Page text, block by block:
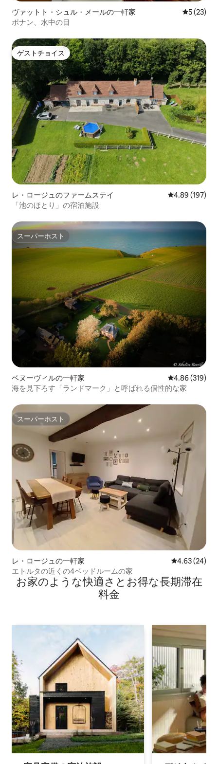
ヴァットト・シュル・メールの一軒家 レビュー
5 (23)
ポナン、水中の目
ゲストチョイス
ゲストチョイス
レ・ロージュのファームステイ レビュー197
4.89 (197)
「池のほとり」の宿泊施設
スーパーホスト
スーパーホスト
ベヌーヴィルの一軒家 レビュー319
4.86 (319)
海を見下ろす「ランドマーク」と呼ばれる個性的な家
スーパーホスト
スーパーホスト
レ・ロージュの一軒家 レビュー24
4.63 (24)
エトルタの近くの4ベッドルームの家
お家のような快⁠適⁠さ⁠とお⁠得⁠な長⁠期⁠滞⁠在
料⁠金